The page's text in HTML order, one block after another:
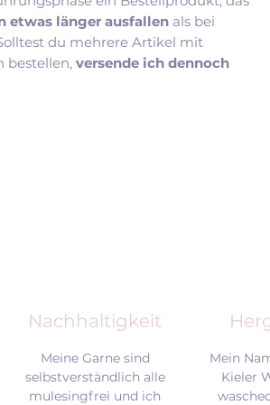
etwas länger ausfallen als bei
du mehrere Artikel mit
bestellen, versende ich dennoch
Nachhaltigkeit
Meine Garne sind
selbstverständlich alle
mulesingfrei und ich
Mein
Kieler